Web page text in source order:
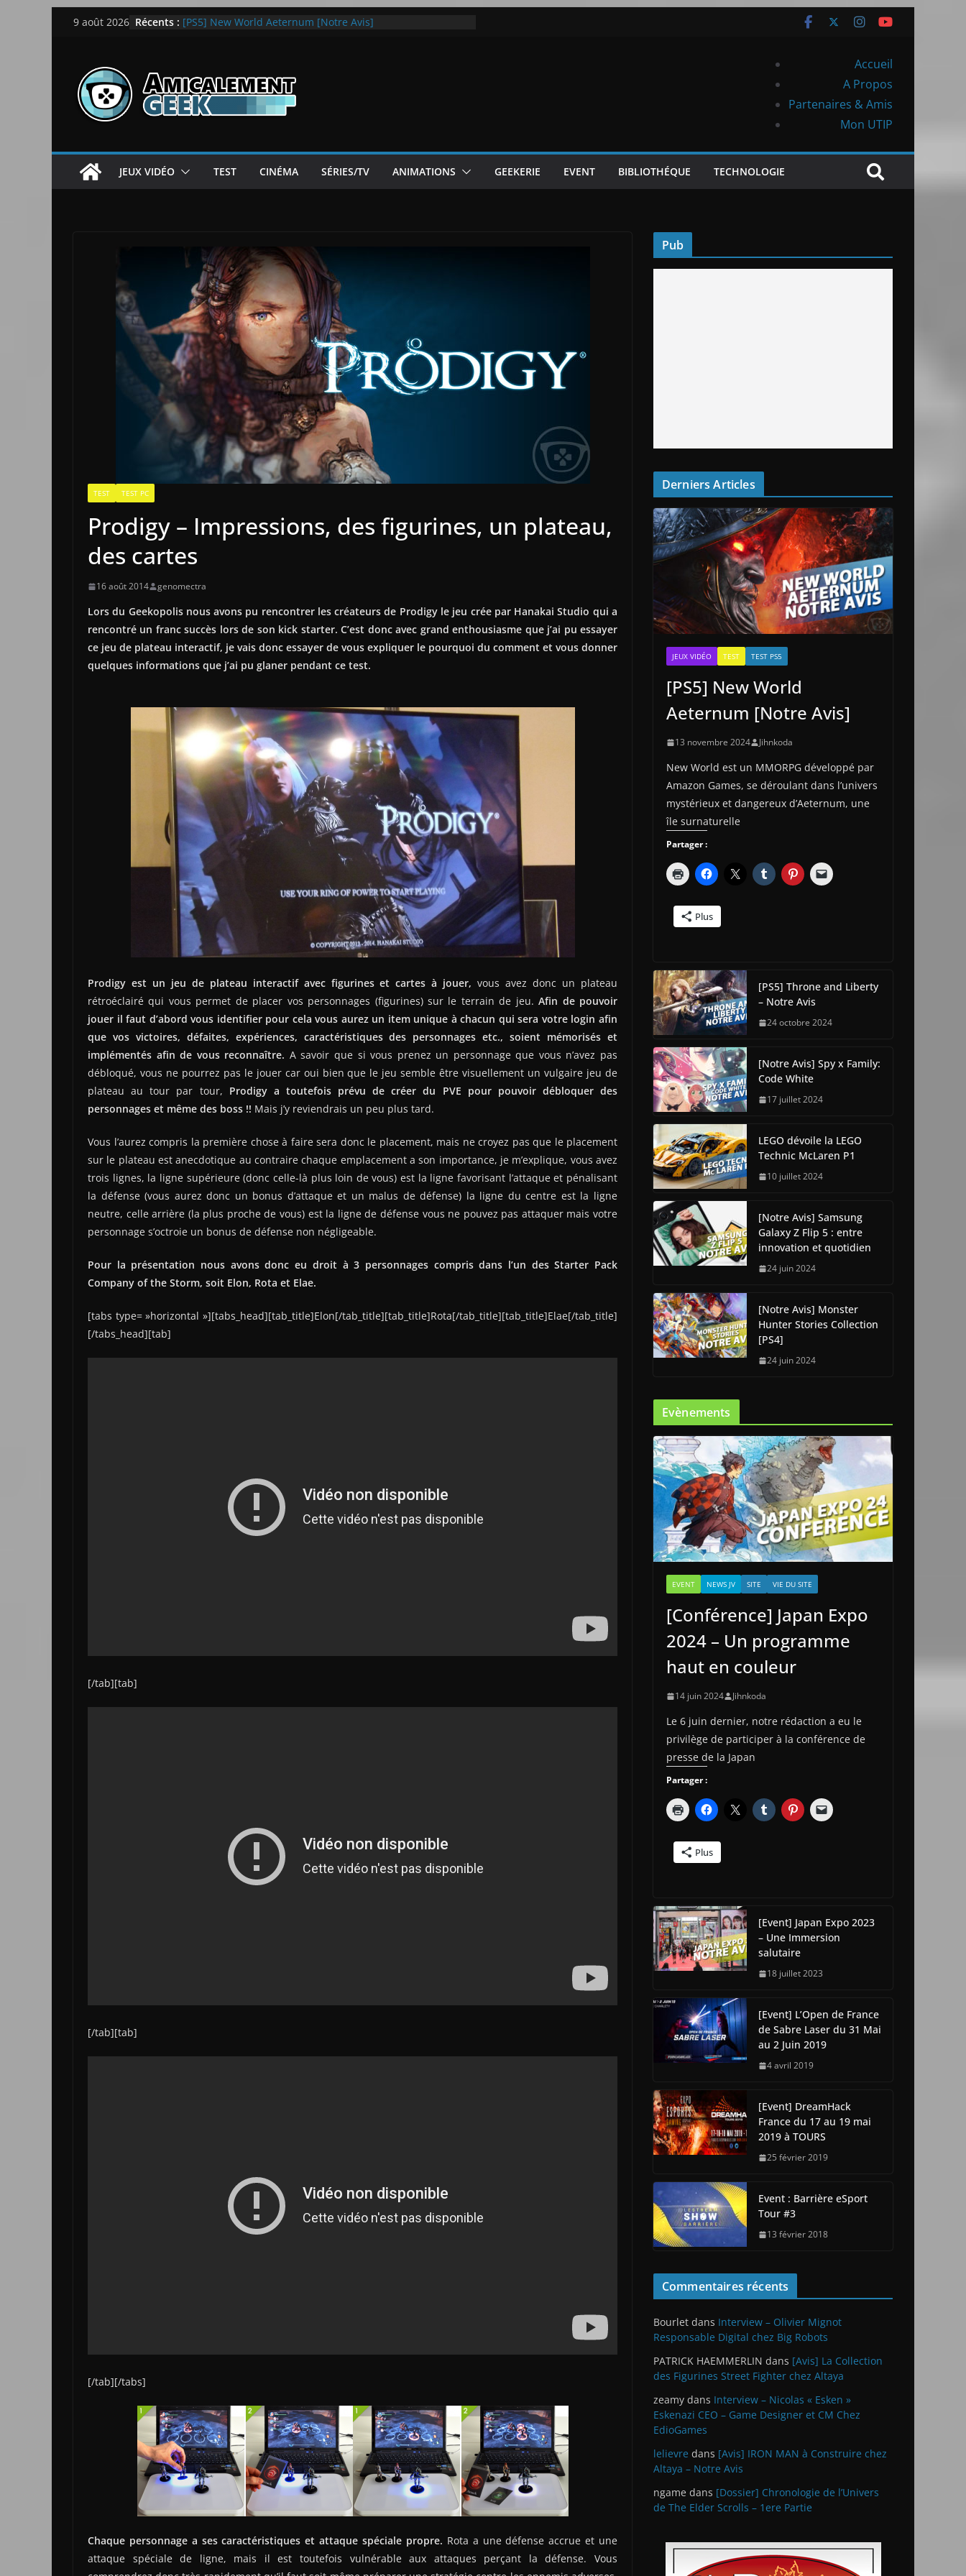
Passer9 août 2026 Récents : [PS5] New World Aeternum [Notre Avis]
[Notre Avis] Samsung Galaxy Z Flip 5 : entre innovation et
quotidien
Accueil
A Propos
Partenaires & Amis
Mon UTIP
JEUX VIDÉO TEST CINÉMA SÉRIES/TV ANIMATIONS GEEKERIE EVENT BIBLIOTHÉQUE TECHNOLOGIE
TEST TEST PC
Prodigy – Impressions, des figurines, un plateau,
des cartes
16 août 2014 genomectra
Lors du Geekopolis nous avons pu rencontrer les créateurs de Prodigy le jeu crée par Hanakai Studio qui a
rencontré un franc succès lors de son kick starter. C’est donc avec grand enthousiasme que j’ai pu essayer
ce jeu de plateau interactif, je vais donc essayer de vous expliquer le pourquoi du comment et vous donner
quelques informations que j’ai pu glaner pendant ce test.
Prodigy est un jeu de plateau interactif avec figurines et cartes à jouer, vous avez donc un plateau
rétroéclairé qui vous permet de placer vos personnages (figurines) sur le terrain de jeu.Afin de pouvoir
jouer il faut d’abord vous identifier pour cela vous aurez un item unique à chacun qui sera votre login afin
que vos victoires, défaites, expériences, caractéristiques des personnages etc., soient mémorisés et
implémentés afin de vous reconnaître. A savoir que si vous prenez un personnage que vous n’avez pas
débloqué, vous ne pourrez pas le jouer car oui bien que le jeu semble être visuellement un vulgaire jeu de
plateau au tour par tour, Prodigy a toutefois prévu de créer du PVE pour pouvoir débloquer des
personnages et même des boss !! Mais j’y reviendrais un peu plus tard.
Vous l’aurez compris la première chose à faire sera donc le placement, mais ne croyez pas que le placement
sur le plateau est anecdotique au contraire chaque emplacement a son importance, je m’explique, vous avez
trois lignes, la ligne supérieure (donc celle-là plus loin de vous) est la ligne favorisant l’attaque et pénalisant
la défense (vous aurez donc un bonus d’attaque et un malus de défense) la ligne du centre est la ligne
neutre, celle arrière (la plus proche de vous) est la ligne de défense vous ne pouvez pas attaquer mais votre
personnage s’octroie un bonus de défense non négligeable.
Pour la présentation nous avons donc eu droit à 3 personnages compris dans l’un des Starter Pack
Company of the Storm, soit Elon, Rota et Elae.
[tabs type= »horizontal »][tabs_head][tab_title]Elon[/tab_title][tab_title]Rota[/tab_title][tab_title]Elae[/tab_title]
[/tabs_head][tab]
[/tab][tab]
[/tab][tab]
[/tab][/tabs]
Chaque personnage a ses caractéristiques et attaque spéciale propre. Rota a une défense accrue et une
attaque spéciale de ligne, mais il est toutefois vulnérable aux attaques perçant la défense. Vous
Pub
Derniers Articles
JEUX VIDÉO TEST TEST PS5
[PS5] New World
Aeternum [Notre Avis]
13 novembre 2024 Jihnkoda
New World est un MMORPG développé par
Amazon Games, se déroulant dans l’univers
mystérieux et dangereux d’Aeternum, une
île surnaturelle
Partager :
Plus
[PS5] Throne and Liberty
– Notre Avis
24 octobre 2024
[Notre Avis] Spy x Family:
Code White
17 juillet 2024
LEGO dévoile la LEGO
Technic McLaren P1
10 juillet 2024
[Notre Avis] Samsung
Galaxy Z Flip 5 : entre
innovation et quotidien
24 juin 2024
[Notre Avis] Monster
Hunter Stories Collection
[PS4]
24 juin 2024
Evènements
EVENT NEWS JV SITE VIE DU SITE
[Conférence] Japan Expo
2024 – Un programme
haut en couleur
14 juin 2024 Jihnkoda
Le 6 juin dernier, notre rédaction a eu le
privilège de participer à la conférence de
presse de la Japan
Partager :
Plus
[Event] Japan Expo 2023
– Une Immersion
salutaire
18 juillet 2023
[Event] L’Open de France
de Sabre Laser du 31 Mai
au 2 Juin 2019
4 avril 2019
[Event] DreamHack
France du 17 au 19 mai
2019 à TOURS
25 février 2019
Event : Barrière eSport
Tour #3
13 février 2018
Commentaires récents
Bourlet dans Interview – Olivier Mignot
Responsable Digital chez Big Robots
PATRICK HAEMMERLIN dans [Avis] La Collection
des Figurines Street Fighter chez Altaya
zeamy dans Interview – Nicolas « Esken »
Eskenazi CEO – Game Designer et CM Chez
EdioGames
lelievre dans [Avis] IRON MAN à Construire chez
Altaya – Notre Avis
ngame dans [Dossier] Chronologie de l’Univers
de The Elder Scrolls – 1ere Partie